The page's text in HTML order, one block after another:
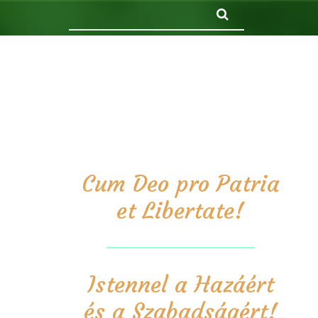
Cum Deo pro Patria
et Libertate!
Istennel a Hazáért
és a Szabadságért!